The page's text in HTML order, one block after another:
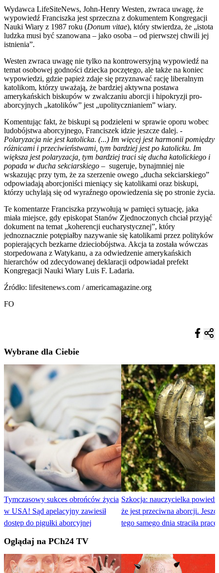
Wydawca LifeSiteNews, John-Henry Westen, zwraca uwagę, że
wypowiedź Franciszka jest sprzeczna z dokumentem Kongregacji
Nauki Wiary z 1987 roku (Donum vitae), który stwierdza, że „istota
ludzka musi być szanowana – jako osoba – od pierwszej chwili jej
istnienia”.
Westen zwraca uwagę nie tylko na kontrowersyjną wypowiedź na
temat osobowej godności dziecka poczętego, ale także na koniec
wypowiedzi, gdzie papież zdaje się przyznawać rację liberalnym
katolikom, którzy uważają, że bardziej aktywna postawa
amerykańskich biskupów w zwalczaniu aborcji i hipokryzji pro-
aborcyjnych „katolików” jest „upolitycznianiem” wiary.
Komentując fakt, że biskupi są podzieleni w sprawie oporu wobec
ludobójstwa aborcyjnego, Franciszek idzie jeszcze dalej. -
Polaryzacja nie jest katolicka. (...) Im więcej jest harmonii pomiędzy
różnicami i przeciwieństwami, tym bardziej jest po katolicku. Im
większa jest polaryzacja, tym bardziej traci się ducha katolickiego i
popada w ducha sekciarskiego – sugeruje, bynajmniej nie
wskazując przy tym, że za szerzenie owego „ducha sekciarskiego”
odpowiadają aborcjoniści mieniący się katolikami oraz biskupi,
którzy uchylają się od wyraźnego opowiedzenia się po stronie życia.
Te komentarze Franciszka przywołują w pamięci sytuację, jaka
miała miejsce, gdy episkopat Stanów Zjednoczonych chciał przyjąć
dokument na temat „koherencji eucharystycznej”, który
jednoznacznie potępiałby nazywanie się katolikami przez polityków
popierających bezkarne dzieciobójstwa. Akcja ta została wówczas
storpedowana z Watykanu, a za odwiedzenie amerykańskich
hierarchów od zdecydowanej deklaracji odpowiadał prefekt
Kongregacji Nauki Wiary Luis F. Ladaria.
Źródło: lifesitenews.com / americamagazine.org
FO
Wybrane dla Ciebie
Tymczasowy sukces obrońców życia
w USA! Sąd apelacyjny zawiesił
dostęp do pigułki aborcyjnej
Szkocja: nauczycielka
że jest przeciwna aborcji.
tego samego dnia straciła pracę
Oglądaj na PCh24 TV